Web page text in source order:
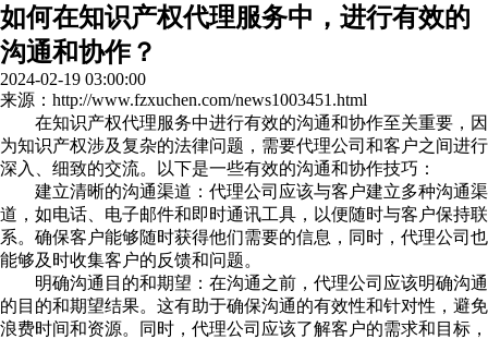
如何在知识产权代理服务中，进行有效的
沟通和协作？
2024-02-19 03:00:00
来源：http://www.fzxuchen.com/news1003451.html
在知识产权代理服务中进行有效的沟通和协作至关重要，因
为知识产权涉及复杂的法律问题，需要代理公司和客户之间进行
深入、细致的交流。以下是一些有效的沟通和协作技巧：
建立清晰的沟通渠道：代理公司应该与客户建立多种沟通渠
道，如电话、电子邮件和即时通讯工具，以便随时与客户保持联
系。确保客户能够随时获得他们需要的信息，同时，代理公司也
能够及时收集客户的反馈和问题。
明确沟通目的和期望：在沟通之前，代理公司应该明确沟通
的目的和期望结果。这有助于确保沟通的有效性和针对性，避免
浪费时间和资源。同时，代理公司应该了解客户的需求和目标，